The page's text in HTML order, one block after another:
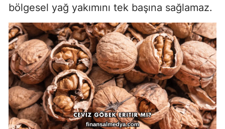
bölgesel yağ yakımını tek başına sağlamaz.